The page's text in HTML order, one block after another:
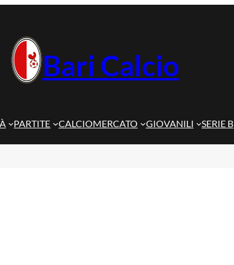
Bari Calcio
PARTITE CALCIOMERCATO GIOVANILI SERIE B